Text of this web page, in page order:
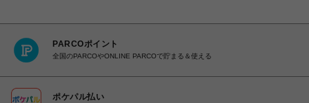
PARCOポイント
全国のPARCOやONLINE PARCOで貯まる＆使える
ポケパル払い